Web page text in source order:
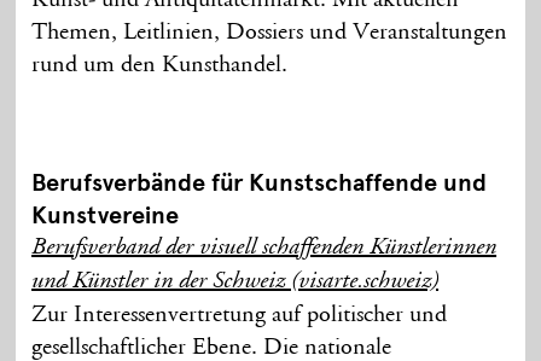
Themen, Leitlinien, Dossiers und Veranstaltungen
rund um den Kunsthandel.
Berufsverbände für Kunstschaffende und
Kunstvereine
Berufsverband der visuell schaffenden Künstlerinnen
und Künstler in der Schweiz (visarte.schweiz)
Zur Interessenvertretung auf politischer und
gesellschaftlicher Ebene. Die nationale